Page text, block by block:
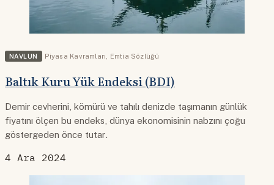
NAVLUN Piyasa Kavramları Emtia Sözlüğü
Baltık Kuru Yük Endeksi (BDI)
Demir cevherini, kömürü ve tahılı denizde taşımanın günlük
fiyatını ölçen bu endeks, dünya ekonomisinin nabzını çoğu
göstergeden önce tutar.
4 Ara 2024